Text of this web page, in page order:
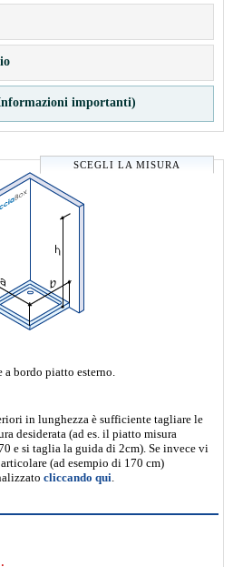
importanti)
SCEGLI LA MISURA
a bordo piatto esterno.
in lunghezza è sufficiente tagliare le
desiderata (ad es. il piatto misura
e si taglia la guida di 2cm). Se invece vi
(ad esempio di 170 cm)
cliccando qui.